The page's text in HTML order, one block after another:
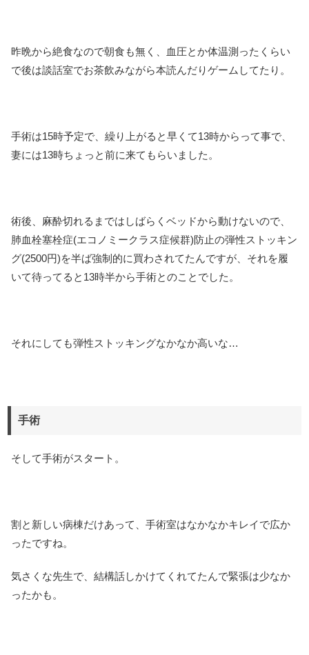
昨晩から絶食なので朝食も無く、血圧とか体温測ったくらい
で後は談話室でお茶飲みながら本読んだりゲームしてたり。
手術は15時予定で、繰り上がると早くて13時からって事で、
妻には13時ちょっと前に来てもらいました。
術後、麻酔切れるまではしばらくベッドから動けないので、
肺血栓塞栓症(エコノミークラス症候群)防止の弾性ストッキン
グ(2500円)を半ば強制的に買わされてたんですが、それを履
いて待ってると13時半から手術とのことでした。
それにしても弾性ストッキングなかなか高いな…
手術
そして手術がスタート。
割と新しい病棟だけあって、手術室はなかなかキレイで広か
ったですね。
気さくな先生で、結構話しかけてくれてたんで緊張は少なか
ったかも。